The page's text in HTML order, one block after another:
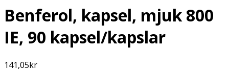
Benferol, kapsel, mjuk 800
IE, 90 kapsel/kapslar
141,05kr